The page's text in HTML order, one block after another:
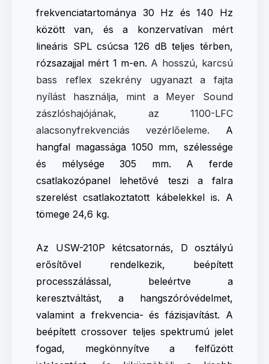
frekvenciatartománya 30 Hz és 140 Hz
között van, és a konzervatívan mért
lineáris SPL csúcsa 126 dB teljes térben,
rózsazajjal mért 1 m-en. A hosszú, karcsú
bass reflex szekrény ugyanazt a fajta
nyílást használja, mint a Meyer Sound
zászlóshajójának, az 1100-LFC
alacsonyfrekvenciás vezérlőeleme.
A
hangfal magassága 1050 mm, szélessége
és mélysége 305 mm. A ferde
csatlakozópanel lehetővé teszi a falra
szerelést csatlakoztatott kábelekkel is. A
tömege 24,6 kg.
Az USW-210P kétcsatornás, D osztályú
erősítővel rendelkezik, beépített
processzálással, beleértve a
keresztváltást, a hangszóróvédelmet,
valamint a frekvencia- és fázisjavítást. A
beépített crossover teljes spektrumú jelet
fogad, megkönnyítve a felfűzött